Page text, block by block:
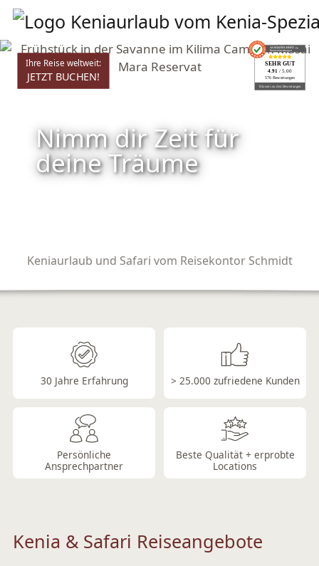
Nimm dir Zeit für
deine Träume
Löwenstarke Safaris
Keniaurlaub und Safari vom Reisekontor Schmidt
Ihre Reise weltweit:
JETZT BUCHEN!
AUSGEZEICHNET.org
Kundenbewertungen
SEHR GUT
4.91/ 5.00
576 Bewertungen
Hinweis zu den Bewertungen
30 Jahre Erfahrung > 25.000 zufriedene Kunden
Persönliche
Ansprechpartner
Beste Qualität + erprobte
Locations
Kenia & Safari Reiseangebote